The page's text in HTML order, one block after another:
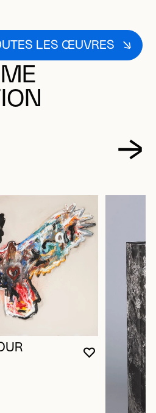
LES ŒUVRES
VOUS
FERMER
OUVRIR LA